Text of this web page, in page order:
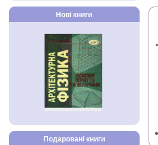
Нові книги
Подаровані книги